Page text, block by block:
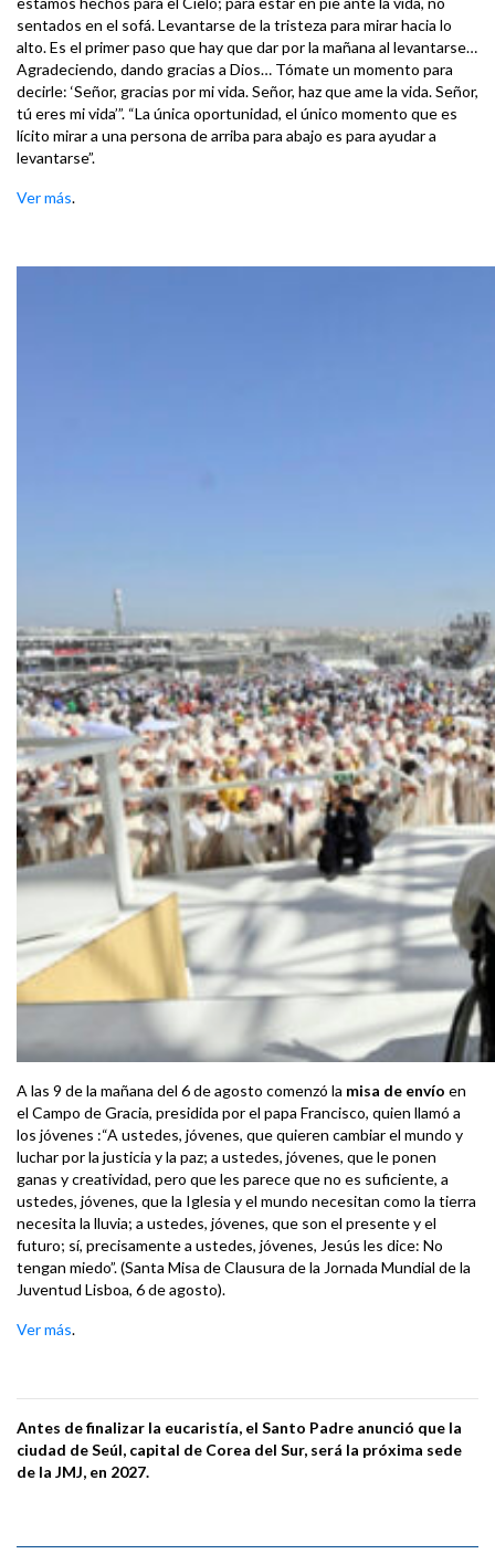
sentados en el sofá. Levantarse de la tristeza para mirar hacia lo
alto. Es el primer paso que hay que dar por la mañana al levantarse…
Agradeciendo, dando gracias a Dios… Tómate un momento para
decirle: ‘Señor, gracias por mi vida. Señor, haz que ame la vida. Señor,
tú eres mi vida’”. “La única oportunidad, el único momento que es
lícito mirar a una persona de arriba para abajo es para ayudar a
levantarse”.
Ver más.
A las 9 de la mañana del 6 de agosto comenzó la misa de envío en
el Campo de Gracia, presidida por el papa Francisco, quien llamó a
los jóvenes :“A ustedes, jóvenes, que quieren cambiar el mundo y
luchar por la justicia y la paz; a ustedes, jóvenes, que le ponen
ganas y creatividad, pero que les parece que no es suficiente, a
ustedes, jóvenes, que la Iglesia y el mundo necesitan como la tierra
necesita la lluvia; a ustedes, jóvenes, que son el presente y el
futuro; sí, precisamente a ustedes, jóvenes, Jesús les dice: No
tengan miedo”. (Santa Misa de Clausura de la Jornada Mundial de la
Juventud Lisboa, 6 de agosto).
Ver más.
Antes de finalizar la eucaristía, el Santo Padre anunció que la
ciudad de Seúl, capital de Corea del Sur, será la próxima sede
de la JMJ, en 2027.